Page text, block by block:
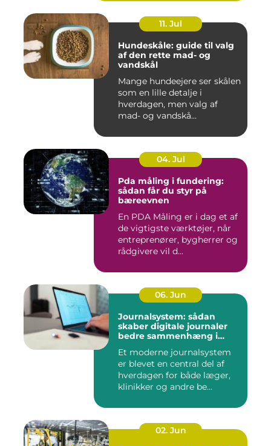
11. Jul
Hundeskåle: guide til valg
af den rette mad- og
vandskål
Mange hundeejere ser skålen
som en lille detalje i
hverdagen, men valg af
mad- og vandskå...
04. Jul
Pda måling i fundering:
sådan får du styr på
bæreevnen
En PDA Måling er i dag et af
de vigtigste værktøjer, når
entreprenører, bygherrer og
rådgivere vil d...
06. Jun
Journalsystem: sådan
skaber digitale journaler
bedre sammenhæng i
Et moderne journalsystem
er blevet en central del af
hverdagen for både læger,
klinikker og andre be...
02. Jun